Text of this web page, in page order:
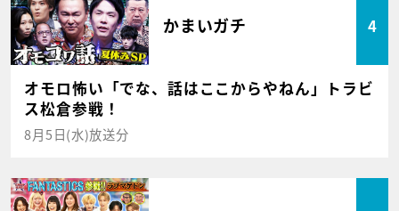
かまいガチ 4
オモロ怖い「でな、話はここからやねん」トラビ
ス松倉参戦！
8月5日(水)放送分